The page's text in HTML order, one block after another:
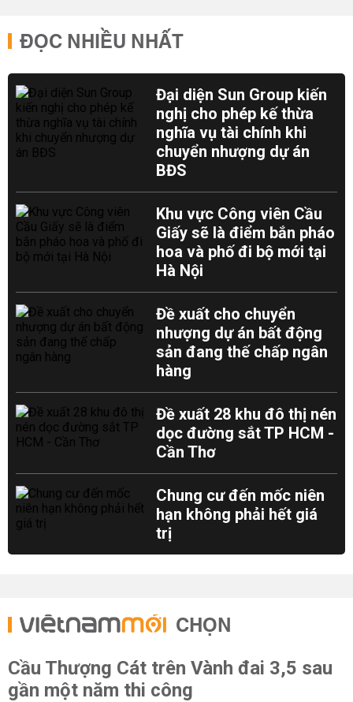
ĐỌC NHIỀU NHẤT
Đại diện Sun Group kiến
nghị cho phép kế thừa
nghĩa vụ tài chính khi
chuyển nhượng dự án
BĐS
Khu vực Công viên Cầu
Giấy sẽ là điểm bắn pháo
hoa và phố đi bộ mới tại
Hà Nội
Đề xuất cho chuyển
nhượng dự án bất động
sản đang thế chấp ngân
hàng
Đề xuất 28 khu đô thị nén
dọc đường sắt TP HCM -
Cần Thơ
Chung cư đến mốc niên
hạn không phải hết giá
trị
CHỌN
Cầu Thượng Cát trên Vành đai 3,5 sau
gần một năm thi công